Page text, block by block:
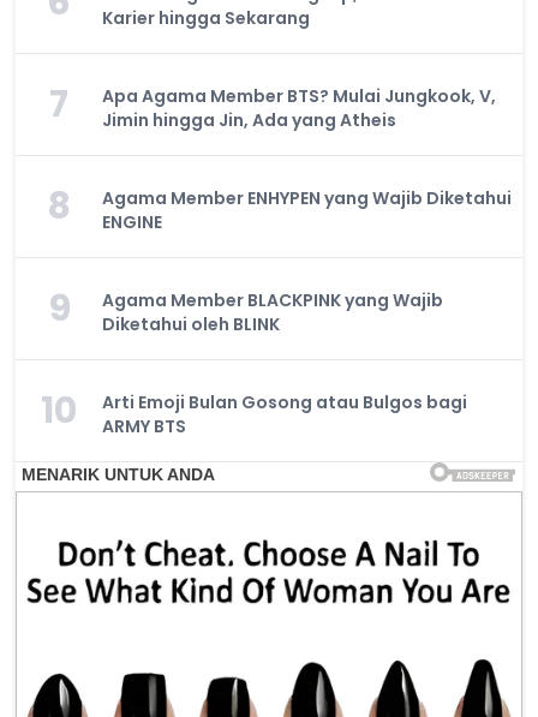
Karier hingga Sekarang
7
Apa Agama Member BTS? Mulai Jungkook, V,
Jimin hingga Jin, Ada yang Atheis
8
Agama Member ENHYPEN yang Wajib Diketahui
ENGINE
9
Agama Member BLACKPINK yang Wajib
Diketahui oleh BLINK
10
Arti Emoji Bulan Gosong atau Bulgos bagi
ARMY BTS